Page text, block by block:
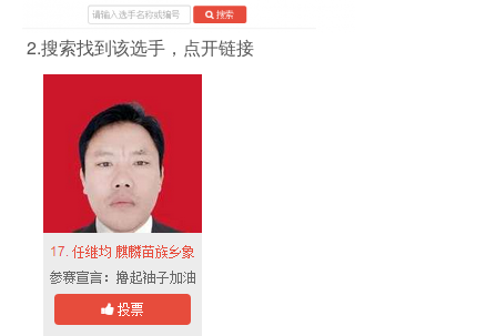
2.搜索找到该选手，点开链接